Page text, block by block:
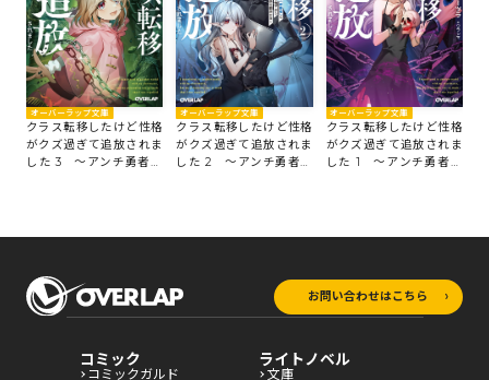
オーバーラップ文庫
クラス転移したけど性格
がクズ過ぎて追放されま
した 3 ～アンチ勇者は
オーバーラップ文庫
クラス転移したけど性格
がクズ過ぎて追放されま
した 2 ～アンチ勇者は
オーバーラップ文庫
クラス転移したけど性格
がクズ過ぎて追放されま
した 1 ～アンチ勇者は
お問い合わせはこちら
コミック
コミックガルド
ライトノベル
文庫